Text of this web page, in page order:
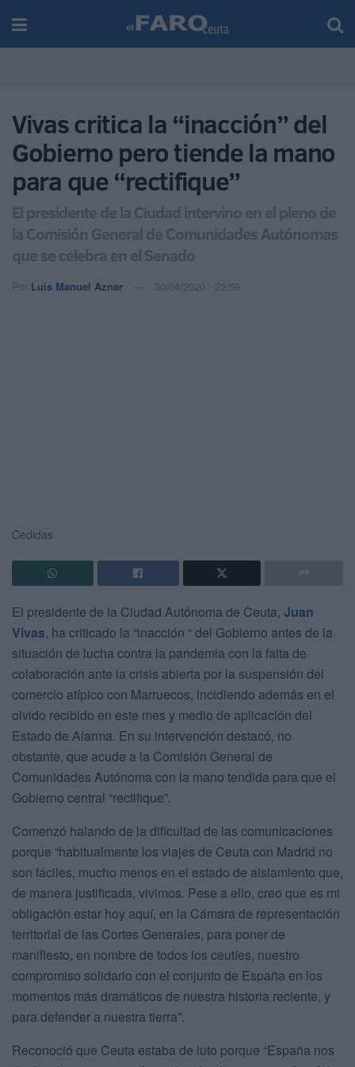
Vivas critica la “inacción” del
Gobierno pero tiende la mano
para que “rectifique”
El presidente de la Ciudad intervino en el pleno de
la Comisión General de Comunidades Autónomas
que se celebra en el Senado
Por Luis Manuel Aznar 30/04/2020 - 23:59
Cedidas
El presidente de la Ciudad Autónoma de Ceuta, Juan
Vivas, ha criticado la “inacción “ del Gobierno antes de la
situación de lucha contra la pandemia con la falta de
colaboración ante la crisis abierta por la suspensión del
comercio atípico con Marruecos, incidiendo además en el
olvido recibido en este mes y medio de aplicación del
Estado de Alarma. En su intervención destacó, no
obstante, que acude a la Comisión General de
Comunidades Autónoma con la mano tendida para que el
Gobierno central “rectifique”.
Comenzó halando de la dificultad de las comunicaciones
porque “habitualmente los viajes de Ceuta con Madrid no
son fáciles, mucho menos en el estado de aislamiento que,
de manera justificada, vivimos. Pese a ello, creo que es mi
obligación estar hoy aquí, en la Cámara de representación
territorial de las Cortes Generales, para poner de
manifiesto, en nombre de todos los ceutíes, nuestro
compromiso solidario con el conjunto de España en los
momentos más dramáticos de nuestra historia reciente, y
para defender a nuestra tierra”.
Reconoció que Ceuta estaba de luto porque “España nos